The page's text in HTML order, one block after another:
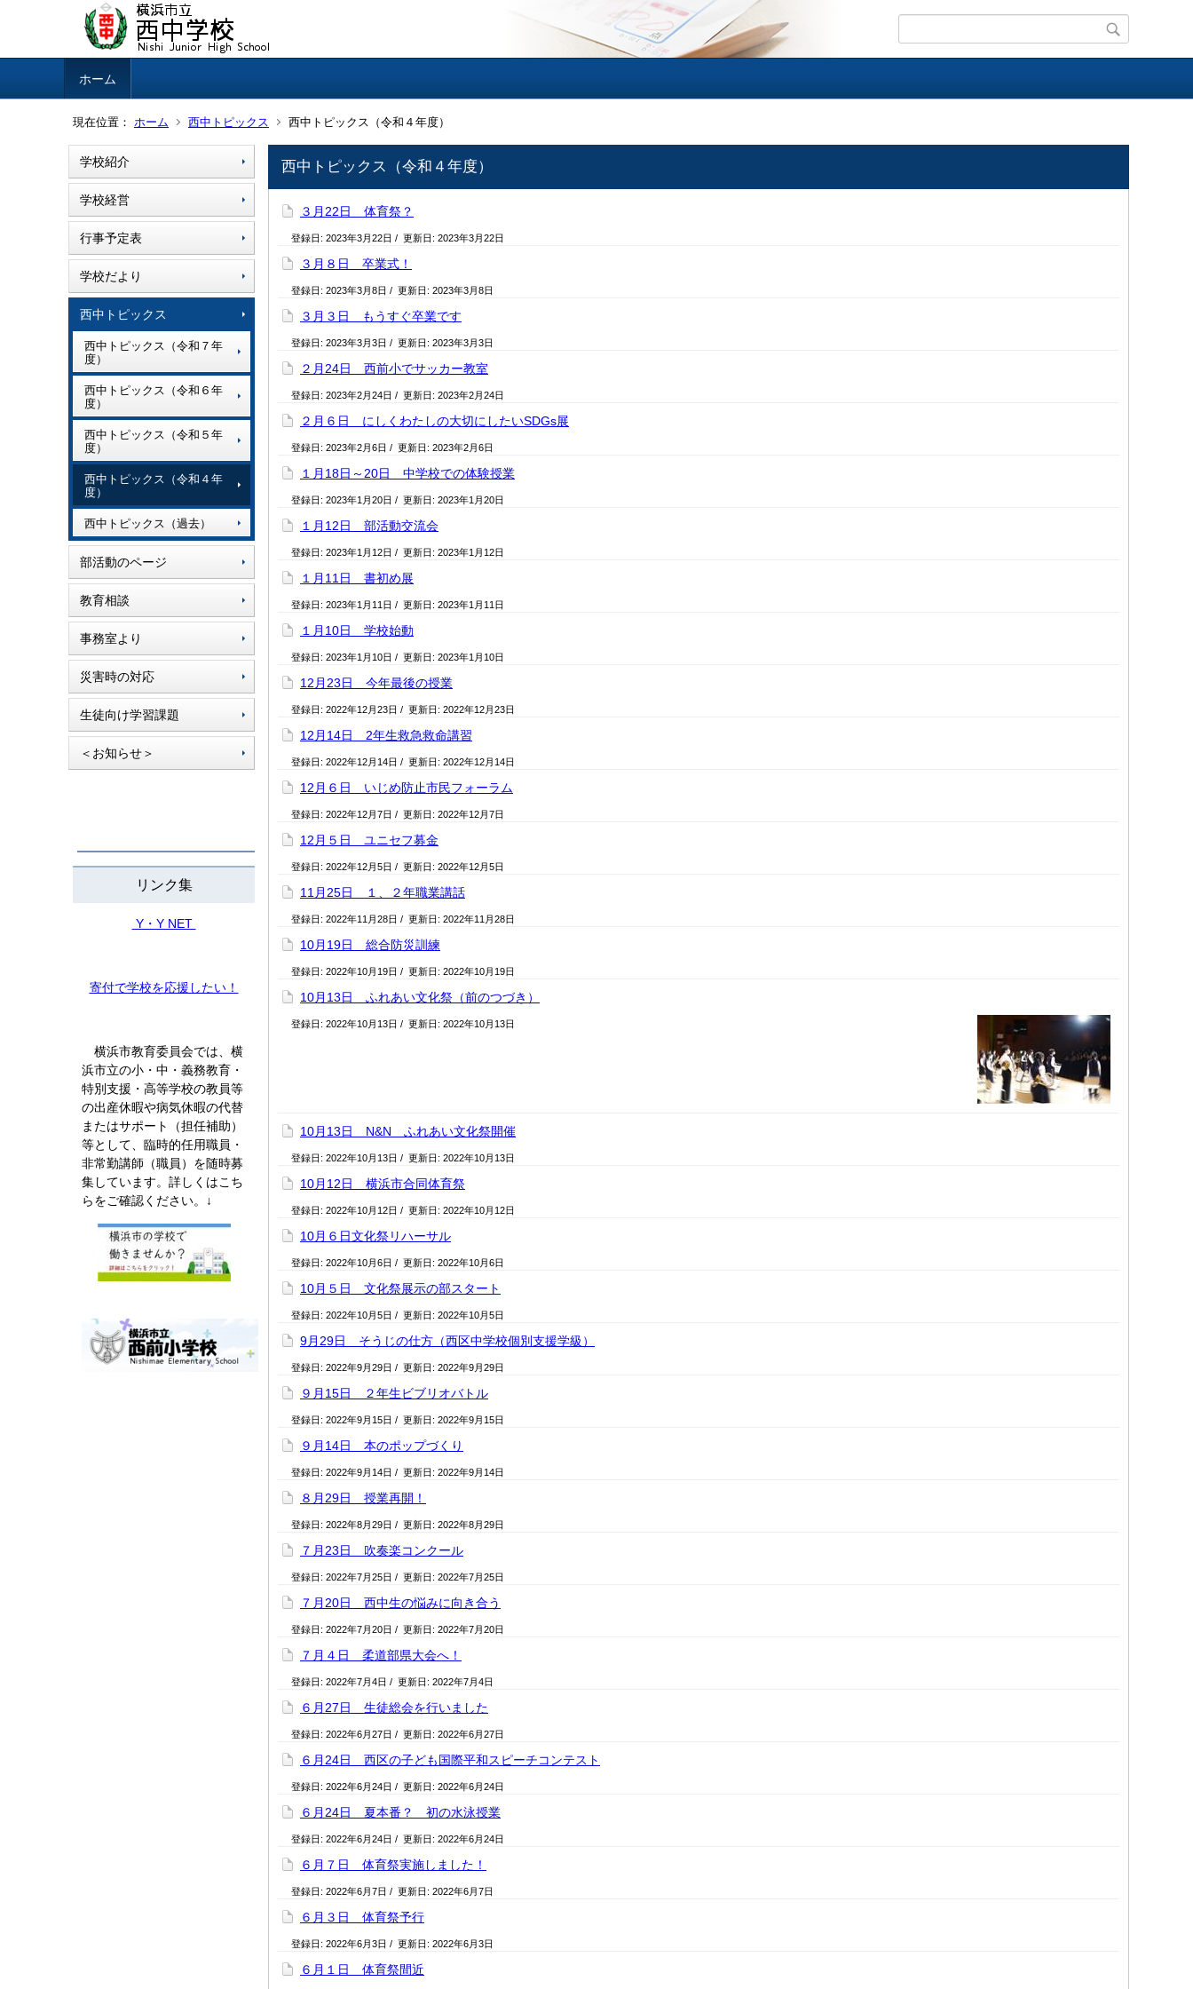
ホーム
現在位置： ホーム 西中トピックス 西中トピックス（令和４年度）
学校紹介
学校経営
行事予定表
学校だより
西中トピックス
西中トピックス（令和７年
度）
西中トピックス（令和６年
度）
西中トピックス（令和５年
度）
西中トピックス（令和４年
度）
西中トピックス（過去）
部活動のページ
教育相談
事務室より
災害時の対応
生徒向け学習課題
＜お知らせ＞
リンク集
Y・Y NET
寄付で学校を応援したい！
横浜市教育委員会では、横
浜市立の小・中・義務教育・
特別支援・高等学校の教員等
の出産休暇や病気休暇の代替
またはサポート（担任補助）
等として、臨時的任用職員・
非常勤講師（職員）を随時募
集しています。詳しくはこち
らをご確認ください。↓
西中トピックス（令和４年度）
３月22日 体育祭？
登録日: 2023年3月22日 / 更新日: 2023年3月22日
３月８日 卒業式！
登録日: 2023年3月8日 / 更新日: 2023年3月8日
３月３日 もうすぐ卒業です
登録日: 2023年3月3日 / 更新日: 2023年3月3日
２月24日 西前小でサッカー教室
登録日: 2023年2月24日 / 更新日: 2023年2月24日
２月６日 にしくわたしの大切にしたいSDGs展
登録日: 2023年2月6日 / 更新日: 2023年2月6日
１月18日～20日 中学校での体験授業
登録日: 2023年1月20日 / 更新日: 2023年1月20日
１月12日 部活動交流会
登録日: 2023年1月12日 / 更新日: 2023年1月12日
１月11日 書初め展
登録日: 2023年1月11日 / 更新日: 2023年1月11日
１月10日 学校始動
登録日: 2023年1月10日 / 更新日: 2023年1月10日
12月23日 今年最後の授業
登録日: 2022年12月23日 / 更新日: 2022年12月23日
12月14日 2年生救急救命講習
登録日: 2022年12月14日 / 更新日: 2022年12月14日
12月６日 いじめ防止市民フォーラム
登録日: 2022年12月7日 / 更新日: 2022年12月7日
12月５日 ユニセフ募金
登録日: 2022年12月5日 / 更新日: 2022年12月5日
11月25日 １、２年職業講話
登録日: 2022年11月28日 / 更新日: 2022年11月28日
10月19日 総合防災訓練
登録日: 2022年10月19日 / 更新日: 2022年10月19日
10月13日 ふれあい文化祭（前のつづき）
登録日: 2022年10月13日 / 更新日: 2022年10月13日
10月13日 N&N ふれあい文化祭開催
登録日: 2022年10月13日 / 更新日: 2022年10月13日
10月12日 横浜市合同体育祭
登録日: 2022年10月12日 / 更新日: 2022年10月12日
10月６日文化祭リハーサル
登録日: 2022年10月6日 / 更新日: 2022年10月6日
10月５日 文化祭展示の部スタート
登録日: 2022年10月5日 / 更新日: 2022年10月5日
9月29日 そうじの仕方（西区中学校個別支援学級）
登録日: 2022年9月29日 / 更新日: 2022年9月29日
９月15日 ２年生ビブリオバトル
登録日: 2022年9月15日 / 更新日: 2022年9月15日
９月14日 本のポップづくり
登録日: 2022年9月14日 / 更新日: 2022年9月14日
８月29日 授業再開！
登録日: 2022年8月29日 / 更新日: 2022年8月29日
７月23日 吹奏楽コンクール
登録日: 2022年7月25日 / 更新日: 2022年7月25日
７月20日 西中生の悩みに向き合う
登録日: 2022年7月20日 / 更新日: 2022年7月20日
７月４日 柔道部県大会へ！
登録日: 2022年7月4日 / 更新日: 2022年7月4日
６月27日 生徒総会を行いました
登録日: 2022年6月27日 / 更新日: 2022年6月27日
６月24日 西区の子ども国際平和スピーチコンテスト
登録日: 2022年6月24日 / 更新日: 2022年6月24日
６月24日 夏本番？ 初の水泳授業
登録日: 2022年6月24日 / 更新日: 2022年6月24日
６月７日 体育祭実施しました！
登録日: 2022年6月7日 / 更新日: 2022年6月7日
６月３日 体育祭予行
登録日: 2022年6月3日 / 更新日: 2022年6月3日
６月１日 体育祭間近